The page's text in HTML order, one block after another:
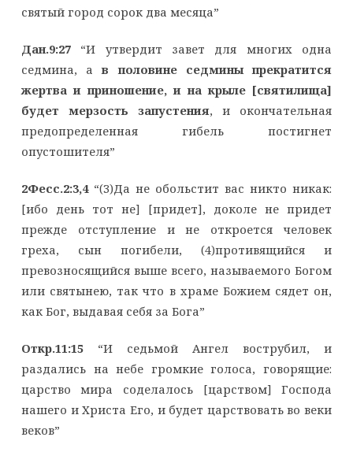
святый город сорок два месяца”
Дан.9:27“И утвердит завет для многих одна
седмина, ав половине седмины прекратится
жертва и приношение, и на крыле [святилища]
будет мерзость запустения, и окончательная
предопределенная гибель постигнет
опустошителя”
2Фесс.2:3,4“(3)Да не обольстит вас никто никак:
[ибо день тот не] [придет], доколе не придет
прежде отступление и не откроется человек
греха, сын погибели, (4)противящийся и
превозносящийся выше всего, называемого Богом
или святынею, так что в храме Божием сядет он,
как Бог, выдавая себя за Бога”
Откр.11:15“И седьмой Ангел вострубил, и
раздались на небе громкие голоса, говорящие:
царство мира соделалось [царством] Господа
нашего и Христа Его, и будет царствовать во веки
веков”